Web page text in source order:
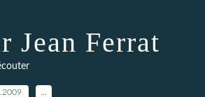
Jean Ferrat